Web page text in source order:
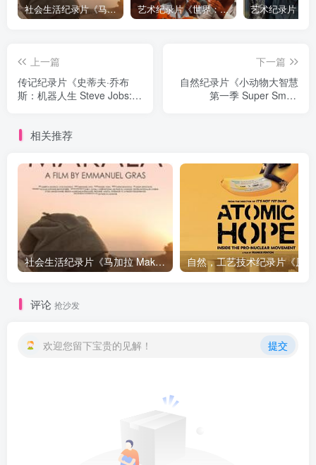
社会生活纪录片《马加拉 Makala》下载 艺术纪录片《世界：新吉普赛之王 This World: The New Gypsy Kings》下载
上一篇
传记纪录片《史蒂夫·乔布
斯：机器人生 Steve Jobs:
下一篇
自然纪录片《小动物大智慧
第一季 Super Smart
相关推荐
社会生活纪录片《马加拉 Makala》下载
评论 抢沙发
欢迎您留下宝贵的见解！ 提交